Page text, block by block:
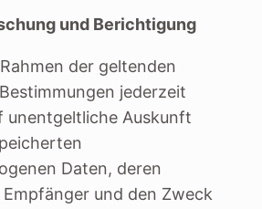
und Berichtigung
der geltenden
jederzeit
unentgeltliche Auskunft
Daten, deren
und den Zweck